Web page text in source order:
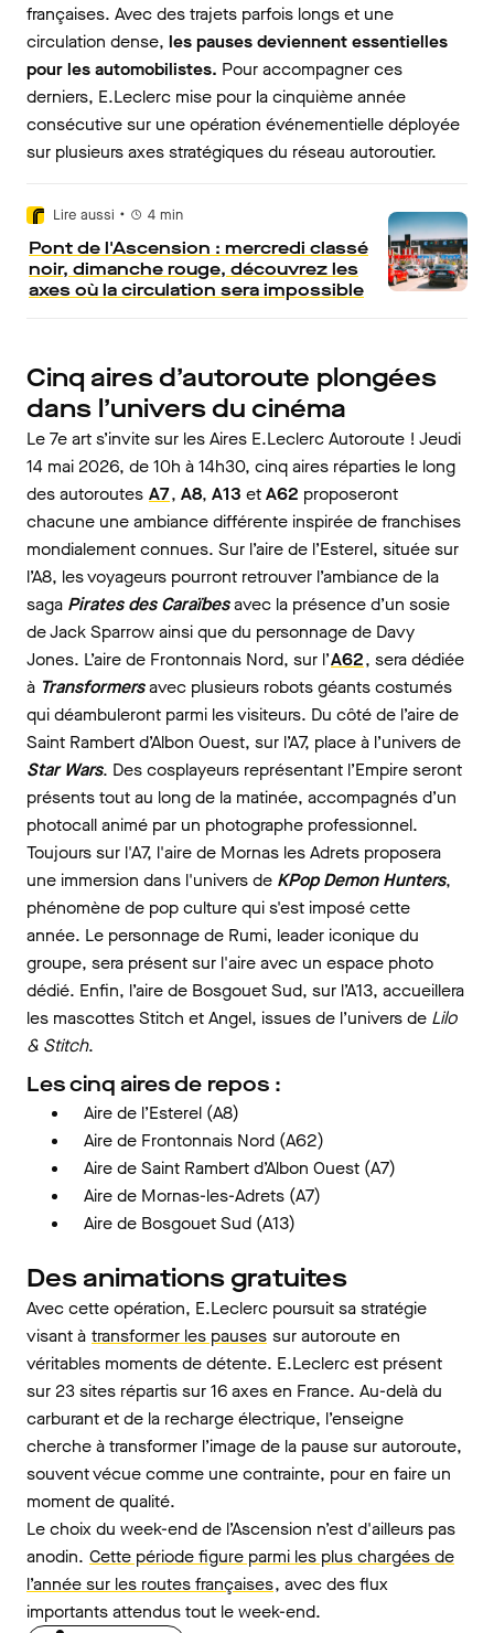
françaises. Avec des trajets parfois longs et une
circulation dense, les pauses deviennent essentielles
pour les automobilistes. Pour accompagner ces
derniers, E.Leclerc mise pour la cinquième année
consécutive sur une opération événementielle déployée
sur plusieurs axes stratégiques du réseau autoroutier.
Lire aussi • 4 min
Pont de l'Ascension : mercredi classé
noir, dimanche rouge, découvrez les
axes où la circulation sera impossible
Cinq aires d’autoroute plongées
dans l’univers du cinéma
Le 7e art s’invite sur les Aires E.Leclerc Autoroute ! Jeudi
14 mai 2026, de 10h à 14h30, cinq aires réparties le long
des autoroutes A7, A8, A13 etA62 proposeront
chacune une ambiance différente inspirée de franchises
mondialement connues. Sur l’aire de l’Esterel, située sur
l’A8, les voyageurs pourront retrouver l’ambiance de la
saga Pirates des Caraïbesavec la présence d’un sosie
de Jack Sparrow ainsi que du personnage de Davy
Jones. L’aire de Frontonnais Nord, sur l’A62, sera dédiée
à Transformersavec plusieurs robots géants costumés
qui déambuleront parmi les visiteurs. Du côté de l’aire de
Saint Rambert d’Albon Ouest, sur l’A7, place à l’univers de
Star Wars. Des cosplayeurs représentant l’Empire seront
présents tout au long de la matinée, accompagnés d’un
photocall animé par un photographe professionnel.
Toujours sur l'A7, l'aire de Mornas les Adrets proposera
une immersion dans l'univers de KPop Demon Hunters,
phénomène de pop culture qui s'est imposé cette
année. Le personnage de Rumi, leader iconique du
groupe, sera présent sur l'aire avec un espace photo
dédié. Enfin, l’aire de Bosgouet Sud, sur l’A13, accueillera
les mascottes Stitch et Angel, issues de l’univers de Lilo
& Stitch.
Les cinq aires de repos :
Aire de l’Esterel (A8)
Aire de Frontonnais Nord (A62)
Aire de Saint Rambert d’Albon Ouest (A7)
Aire de Mornas-les-Adrets (A7)
Aire de Bosgouet Sud (A13)
Des animations gratuites
Avec cette opération, E.Leclerc poursuit sa stratégie
visant à transformer les pauses sur autoroute en
véritables moments de détente. E.Leclerc est présent
sur 23 sites répartis sur 16 axes en France. Au-delà du
carburant et de la recharge électrique, l’enseigne
cherche à transformer l’image de la pause sur autoroute,
souvent vécue comme une contrainte, pour en faire un
moment de qualité.
Le choix du week-end de l’Ascension n’est d'ailleurs pas
anodin. Cette période figure parmi les plus chargées de
l’année sur les routes françaises, avec des flux
importants attendus tout le week-end.